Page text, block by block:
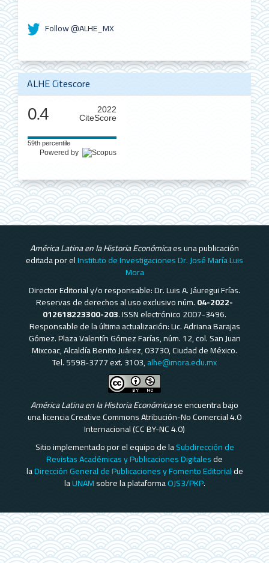
Follow @ALHE_MX
ALHE Citescore
0.4
2022
CiteScore
59th percentile
Powered by
América Latina en la Historia Económicaes una publicación
editada por elInstituto de Investigaciones Dr. José María Luis
Mora
Director Editorial y/o responsable: Dr. Luis A. Jáuregui Frías.
Reservas de derechos al uso exclusivo núm.04-2022-
012618223300-203. ISSN electrónico 2007-3496.
Responsable de la última actualización: Lic. Adriana Barajas
Gómez. Plaza Valentín Gómez Farías, núm. 12, col. San Juan
Mixcoac, Alcaldía Benito Juárez, 03730, Ciudad de México.
Tel. 5598-3777 ext. 3103,alhe@mora.edu.mx
América Latina en la Historia Económicase encuentra bajo
una licencia Creative Commons Atribución-No Comercial 4.0
Internacional (CC BY-NC 4.0)
Sitio implementado por el equipo de laSubdirección de
Revistas Académicas y Publicaciones Digitalesde
laDirección General de Publicaciones y Fomento Editorialde
laUNAMsobre la plataformaOJS3/PKP.